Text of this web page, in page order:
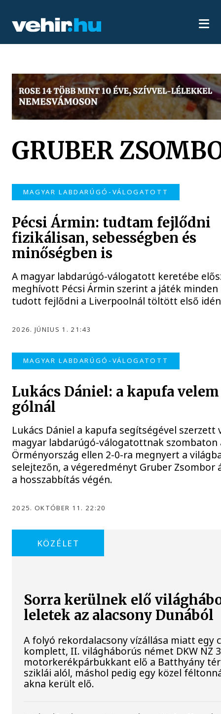
GRUBER
MAGYAR LABDARÚGÓ-VÁLOGATOTT
Pécsi Ármin: tudtam fejlődni
fizikálisan, sebességben és
minőségben is
A magyar labdarúgó-válogatott keretébe
meghívott Pécsi Ármin szerint a játék minden
tudott fejlődni a Liverpoolnál töltött első
2026. JÚNIUS 1. 21:43
MAGYAR LABDARÚGÓ-VÁLOGATOTT
Lukács Dániel: a kapufa
gólnál
Lukács Dániel a kapufa segítségével szerzett
magyar labdarúgó-válogatottnak szombaton
Örményország ellen 2-0-ra megnyert a
selejtezőn, a végeredményt Gruber Zsombor
a hosszabbítás végén.
2025. OKTÓBER 11. 22:20
KÖZÉLET
Sorra kerülnek elő
leletek az alacsony Dunából
A folyó rekordalacsony vízállása miatt egy
komplett, II. világháborús német DKW NZ
motorkerékpárbukkant elő a Batthyány
sziklái alól, máshol pedig egy közel
akna került elő.